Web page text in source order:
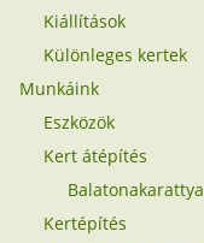
Kiállítások
Különleges kertek
Munkáink
Eszközök
Kert átépítés
Balatonakarattya
Kertépítés